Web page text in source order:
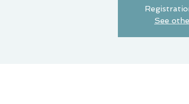
See